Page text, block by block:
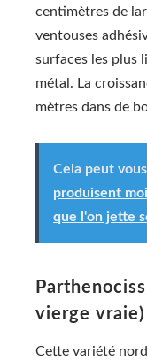
centimètres de
ventouses
surfaces les plus
métal. La
mètres dans de
Cela peut
produisent
que l'on jette
vierge vraie)
Cette variété